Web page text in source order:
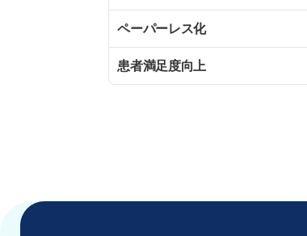
ペーパーレス化
患者満足度向上